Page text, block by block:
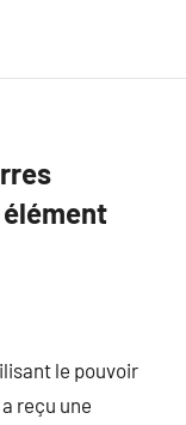
le pouvoir
reçu une